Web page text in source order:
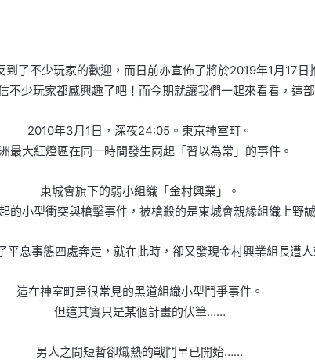
了不少玩家的歡迎，而日前亦宣佈了將於2019年1月17
少玩家都感興趣了吧！而今期就讓我們一起來看看，這
2010年3月1日，深夜24:05。東京神室町。
最大紅燈區在同一時間發生兩起「習以為常」的事件。
東城會旗下的弱小組織「金村興業」。
的小型衝突與槍擊事件，被槍殺的是東城會親緣組織上野
平息事態四處奔走，就在此時，卻又發現金村興業組長遭
這在神室町是很常見的黑道組織小型鬥爭事件。
但這其實只是某個計畫的伏筆……
男人之間短暫卻熾熱的戰鬥早已開始……